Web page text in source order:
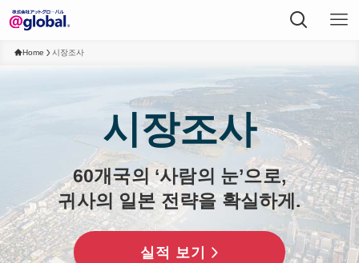
Home 시장조사
시장조사
60개국의 ‘사람의 눈’으로,
귀사의 일본 전략을 확실하게.
실적 보기